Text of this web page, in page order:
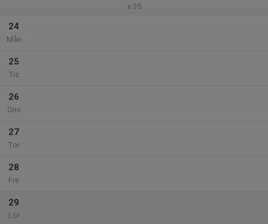
v.35
24
Mån
25
Tis
26
Ons
27
Tor
28
Fre
29
Lör